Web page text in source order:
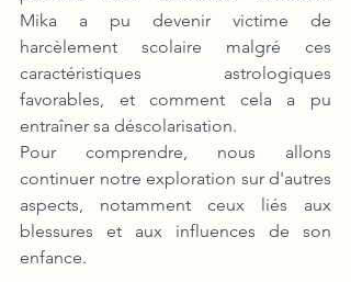
Mika a pu devenir victime de
harcèlement scolaire malgré ces
caractéristiques astrologiques
favorables, et comment cela a pu
entraîner sa déscolarisation.
Pour comprendre, nous allons
continuer notre exploration sur d'autres
aspects, notamment ceux liés aux
blessures et aux influences de son
enfance.